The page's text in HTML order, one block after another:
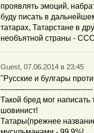
проявлять эмоций,
буду писать в
татарах, Татарстане в
необъятной страны -
Guest, 07.06.2014 в 23:45
"Русские и булгары
--------------------------------------
Такой бред мог написать
шовинист!
Татары(прежнее